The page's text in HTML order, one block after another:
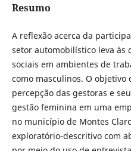
Resumo
A reflexão acerca da
setor automobilístico leva às
sociais em ambientes de
como masculinos. O
percepção das gestoras e
gestão feminina em uma
no município de Montes
exploratório-descritivo com